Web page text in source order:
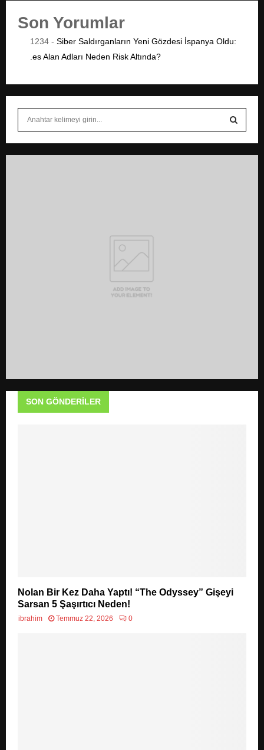
s
ı
Son Yorumlar
1234 - Siber Saldırganların Yeni Gözdesi İspanya Oldu:
.es Alan Adları Neden Risk Altında?
S
SON GÖNDERILER
Nolan Bir Kez Daha Yaptı! “The Odyssey” Gişeyi
Sarsan 5 Şaşırtıcı Neden!
ibrahim Temmuz 22, 2026 0